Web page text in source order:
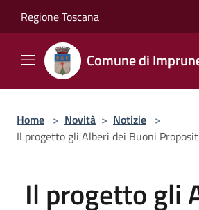
Regione Toscana
Comune di
Home > Novità > Notizie >
Il progetto gli Alberi dei Buoni
Il progetto gli